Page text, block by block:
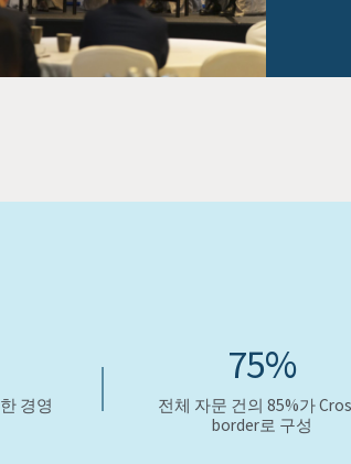
경영
75%
전체 자문 건의 85%가
border로 구성